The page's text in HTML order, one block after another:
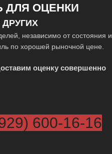
ДЛЯ ОЦЕНКИ
независимо от состояния и
по хорошей рыночной цене.
оценку совершенно
600-16-16